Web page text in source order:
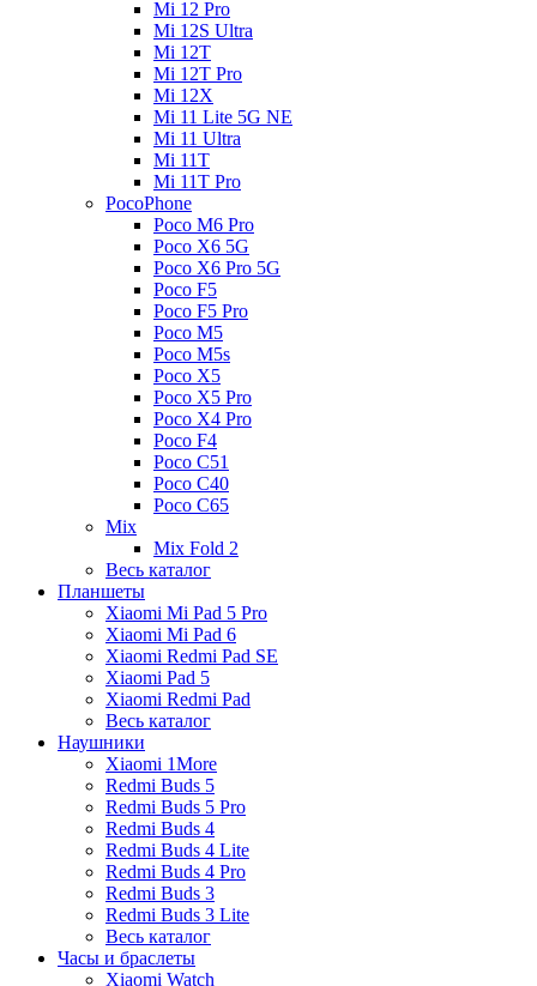
Mi 12 Pro
Mi 12S Ultra
Mi 12T
Mi 12T Pro
Mi 12X
Mi 11 Lite 5G NE
Mi 11 Ultra
Mi 11T
Mi 11T Pro
PocoPhone
Poco M6 Pro
Poco X6 5G
Poco X6 Pro 5G
Poco F5
Poco F5 Pro
Poco M5
Poco M5s
Poco X5
Poco X5 Pro
Poco X4 Pro
Poco F4
Poco C51
Poco C40
Poco C65
Mix
Mix Fold 2
Весь каталог
Планшеты
Xiaomi Mi Pad 5 Pro
Xiaomi Mi Pad 6
Xiaomi Redmi Pad SE
Xiaomi Pad 5
Xiaomi Redmi Pad
Весь каталог
Наушники
Xiaomi 1More
Redmi Buds 5
Redmi Buds 5 Pro
Redmi Buds 4
Redmi Buds 4 Lite
Redmi Buds 4 Pro
Redmi Buds 3
Redmi Buds 3 Lite
Весь каталог
Часы и браслеты
Xiaomi Watch